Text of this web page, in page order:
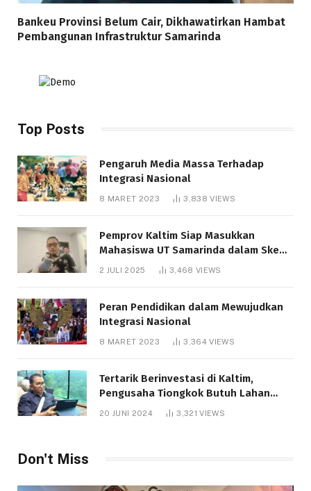
Bankeu Provinsi Belum Cair, Dikhawatirkan Hambat
Pembangunan Infrastruktur Samarinda
Top Posts
Pengaruh Media Massa Terhadap
Integrasi Nasional
8 MARET 2023 3,838VIEWS
Pemprov Kaltim Siap Masukkan
Mahasiswa UT Samarinda dalam Skema
Bantuan Pendidikan Gratispol
2 JULI 2025 3,468 VIEWS
Peran Pendidikan dalam Mewujudkan
Integrasi Nasional
8 MARET 2023 3,364VIEWS
Tertarik Berinvestasi di Kaltim,
Pengusaha Tiongkok Butuh Lahan
1.000 Hektare
20 JUNI 2024 3,321VIEWS
Don't Miss